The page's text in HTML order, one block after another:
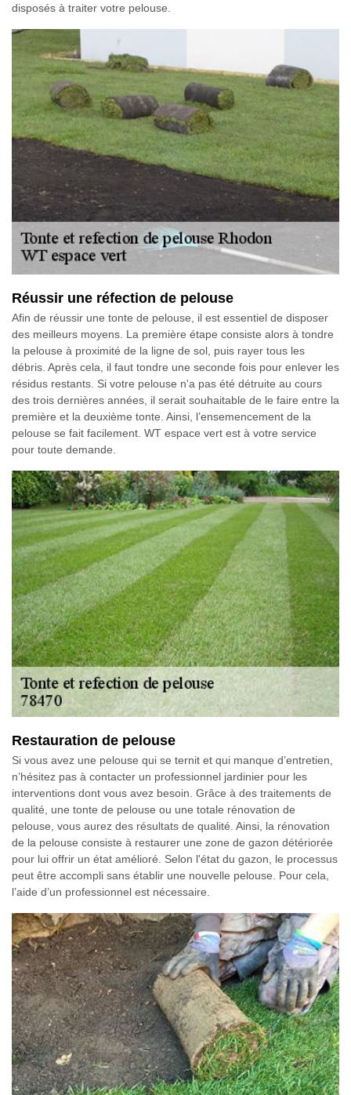
disposés à traiter votre pelouse.
Réussir une réfection de pelouse
Afin de réussir une tonte de pelouse, il est essentiel de disposer
des meilleurs moyens. La première étape consiste alors à tondre
la pelouse à proximité de la ligne de sol, puis rayer tous les
débris. Après cela, il faut tondre une seconde fois pour enlever les
résidus restants. Si votre pelouse n'a pas été détruite au cours
des trois dernières années, il serait souhaitable de le faire entre la
première et la deuxième tonte. Ainsi, l’ensemencement de la
pelouse se fait facilement. WT espace vert est à votre service
pour toute demande.
Restauration de pelouse
Si vous avez une pelouse qui se ternit et qui manque d’entretien,
n’hésitez pas à contacter un professionnel jardinier pour les
interventions dont vous avez besoin. Grâce à des traitements de
qualité, une tonte de pelouse ou une totale rénovation de
pelouse, vous aurez des résultats de qualité. Ainsi, la rénovation
de la pelouse consiste à restaurer une zone de gazon détériorée
pour lui offrir un état amélioré. Selon l'état du gazon, le processus
peut être accompli sans établir une nouvelle pelouse. Pour cela,
l’aide d’un professionnel est nécessaire.